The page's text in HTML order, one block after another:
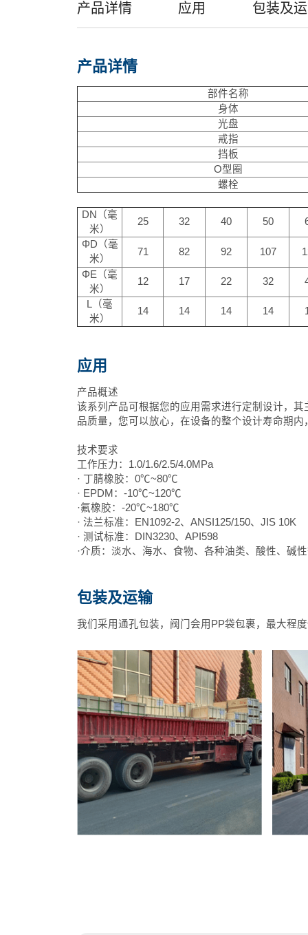
产品详情 应用 包装及
产品详情
部件名称
身体
光盘
戒指
挡板
O型圈
螺栓
DN（毫
米）
25 32 40 50
ΦD（毫
米）
71 82 92 107
ΦE（毫
米）
12 17 22 32
L（毫
米）
14 14 14 14
应用
产品概述
该系列产品可根据您的应用需求进行定制设计，
品质量，您可以放心，在设备的整个设计寿命期
技术要求
工作压力：1.0/1.6/2.5/4.0MPa
· 丁腈橡胶：0℃~80℃
· EPDM：-10℃~120℃
·氟橡胶：-20℃~180℃
· 法兰标准：EN1092-2、ANSI125/150、JIS 10K
· 测试标准：DIN3230、API598
·介质：淡水、海水、食物、各种油类、酸性、碱
包装及运输
我们采用通孔包装，阀门会用PP袋包裹，最大程